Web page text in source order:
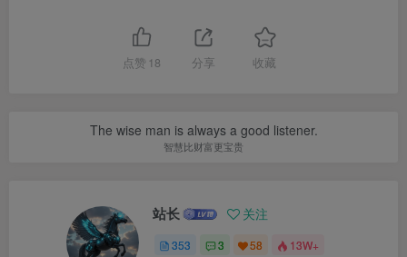
点赞 18 分享 收藏
The wise man is always a good listener.
智慧比财富更宝贵
站长 关注
353 3 58 13W+